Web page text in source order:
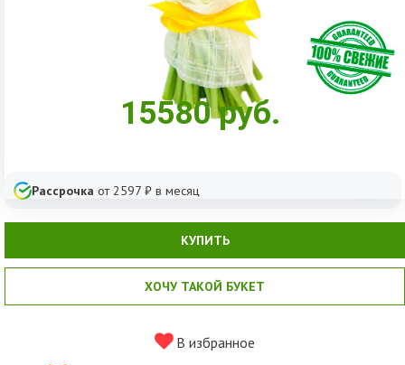
15580 руб.
Рассрочка от 2597 ₽ в месяц
КУПИТЬ
ХОЧУ ТАКОЙ БУКЕТ
В избранное